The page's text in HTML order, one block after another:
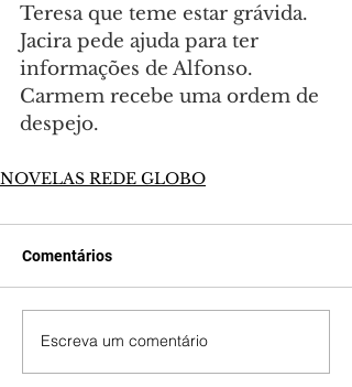
Teresa que teme estar grávida.
Jacira pede ajuda para ter
informações de Alfonso.
Carmem recebe uma ordem de
despejo.
NOVELAS REDE GLOBO
Comentários
Escreva um comentário